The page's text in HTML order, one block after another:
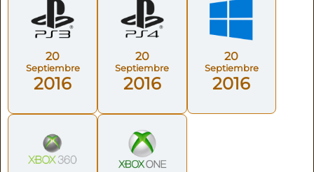
20
Septiembre
2016
20
Septiembre
2016
20
Septiembre
2016